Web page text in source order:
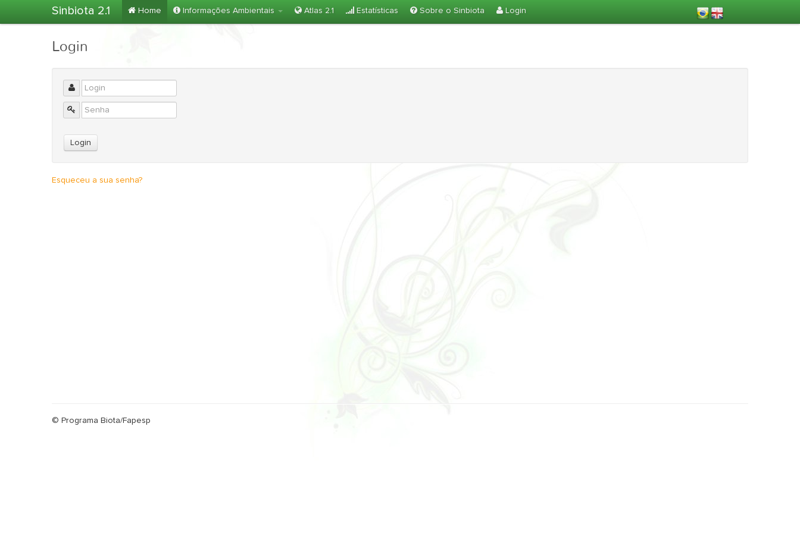
Sinbiota 2.1 Home Informações Ambientais Atlas 2.1 Estatísticas Sobre o Sinbiota Login
Login
Esqueceu a sua senha?
© Programa Biota/Fapesp